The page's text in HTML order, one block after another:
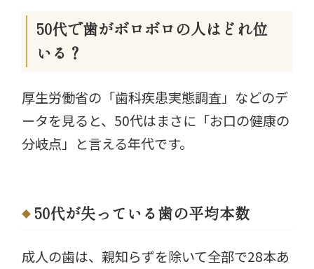
50代で歯がボロボロの人はどれ位
いる？
厚生労働省の「歯科疾患実態調査」などのデ
ータを見ると、50代はまさに「お口の健康の
分岐点」と言える年代です。
50代が失っている歯の平均本数
成人の歯は、親知らずを除いて全部で28本あ